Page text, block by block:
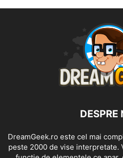
DESPRE
DreamGeek.ro este cel mai
peste 2000 de vise interpretate.